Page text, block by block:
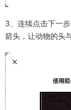
3、连续点击下一
箭头，让动物的头